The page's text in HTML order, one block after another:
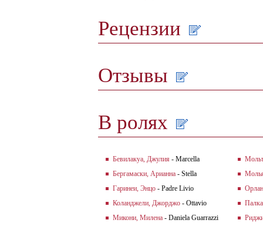
Рецензии
Отзывы
В ролях
Бевилакуа, Джулия - Marcella
Бергамаски, Арианна - Stella
Гаринеи, Энцо - Padre Livio
Коланджели, Джорджо - Ottavio
Микони, Милена - Daniela Guarrazzi